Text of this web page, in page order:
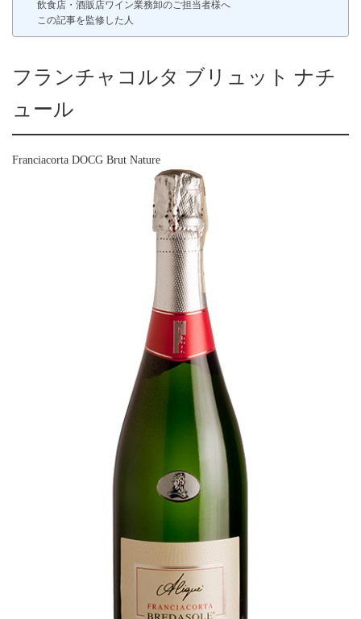
飲食店・酒販店ワイン業務卸のご担当者様へ
この記事を監修した人
フランチャコルタ ブリュット ナチ
ュール
Franciacorta DOCG Brut Nature